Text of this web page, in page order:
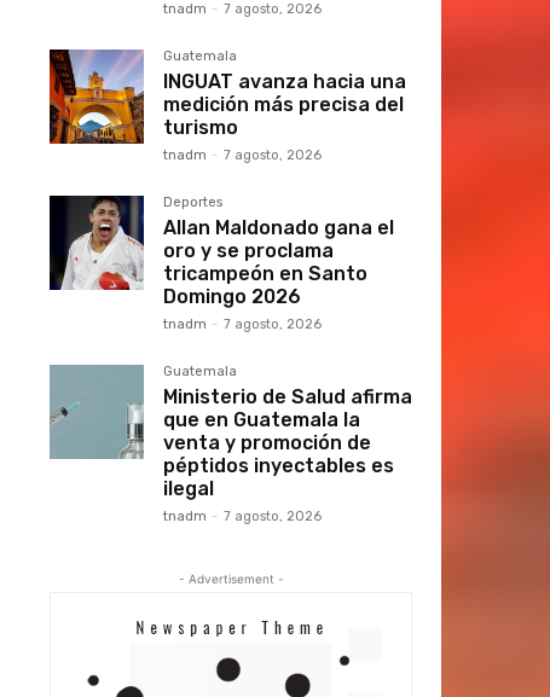
tnadm - 7 agosto, 2026
Guatemala
INGUAT avanza hacia una
medición más precisa del
turismo
tnadm - 7 agosto, 2026
Deportes
Allan Maldonado gana el
oro y se proclama
tricampeón en Santo
Domingo 2026
tnadm - 7 agosto, 2026
Guatemala
Ministerio de Salud afirma
que en Guatemala la
venta y promoción de
péptidos inyectables es
ilegal
tnadm - 7 agosto, 2026
- Advertisement -